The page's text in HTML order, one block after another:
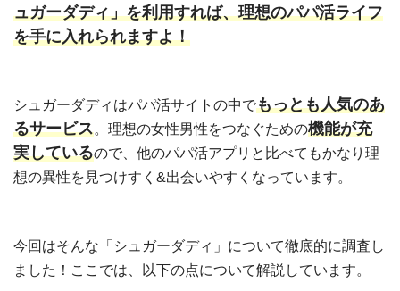
ュガーダディ」を利用すれば、理想のパパ活ライフ
を手に入れられますよ！
シュガーダディはパパ活サイトの中でもっとも人気のあ
るサービス。理想の女性男性をつなぐための機能が充
実しているので、他のパパ活アプリと比べてもかなり理
想の異性を見つけすく&出会いやすくなっています。
今回はそんな「シュガーダディ」について徹底的に調査し
ました！ここでは、以下の点について解説しています。